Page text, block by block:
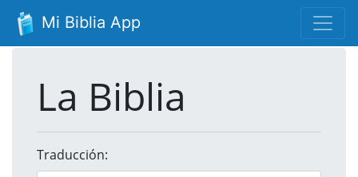
Mi Biblia App
La Biblia
Traducción: